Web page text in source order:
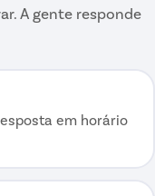
A gente responde
em horário